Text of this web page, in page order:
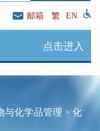
邮箱 繁 EN
点击进入
与化学品管理 > 化